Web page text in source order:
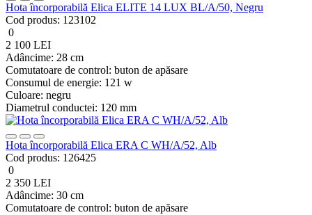
Hota încorporabilă Elica ELITE 14 LUX BL/A/50, Negru
Cod produs: 123102
0
2 100 LEI
Adâncime: 28 cm
Comutatoare de control: buton de apăsare
Consumul de energie: 121 w
Culoare: negru
Diametrul conductei: 120 mm
Hota încorporabilă Elica ERA C WH/A/52, Alb
Cod produs: 126425
0
2 350 LEI
Adâncime: 30 cm
Comutatoare de control: buton de apăsare